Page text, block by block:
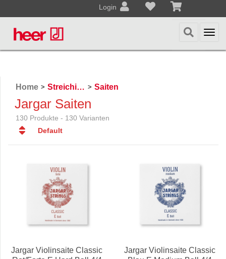
Login
Home > Streichinstrumente > Saiten
Jargar Saiten
130 Produkte - 130 Varianten
Default
Default
Datum
Name
Name
Preis
Jargar Violinsaite Classic
Jargar Violinsaite Classic